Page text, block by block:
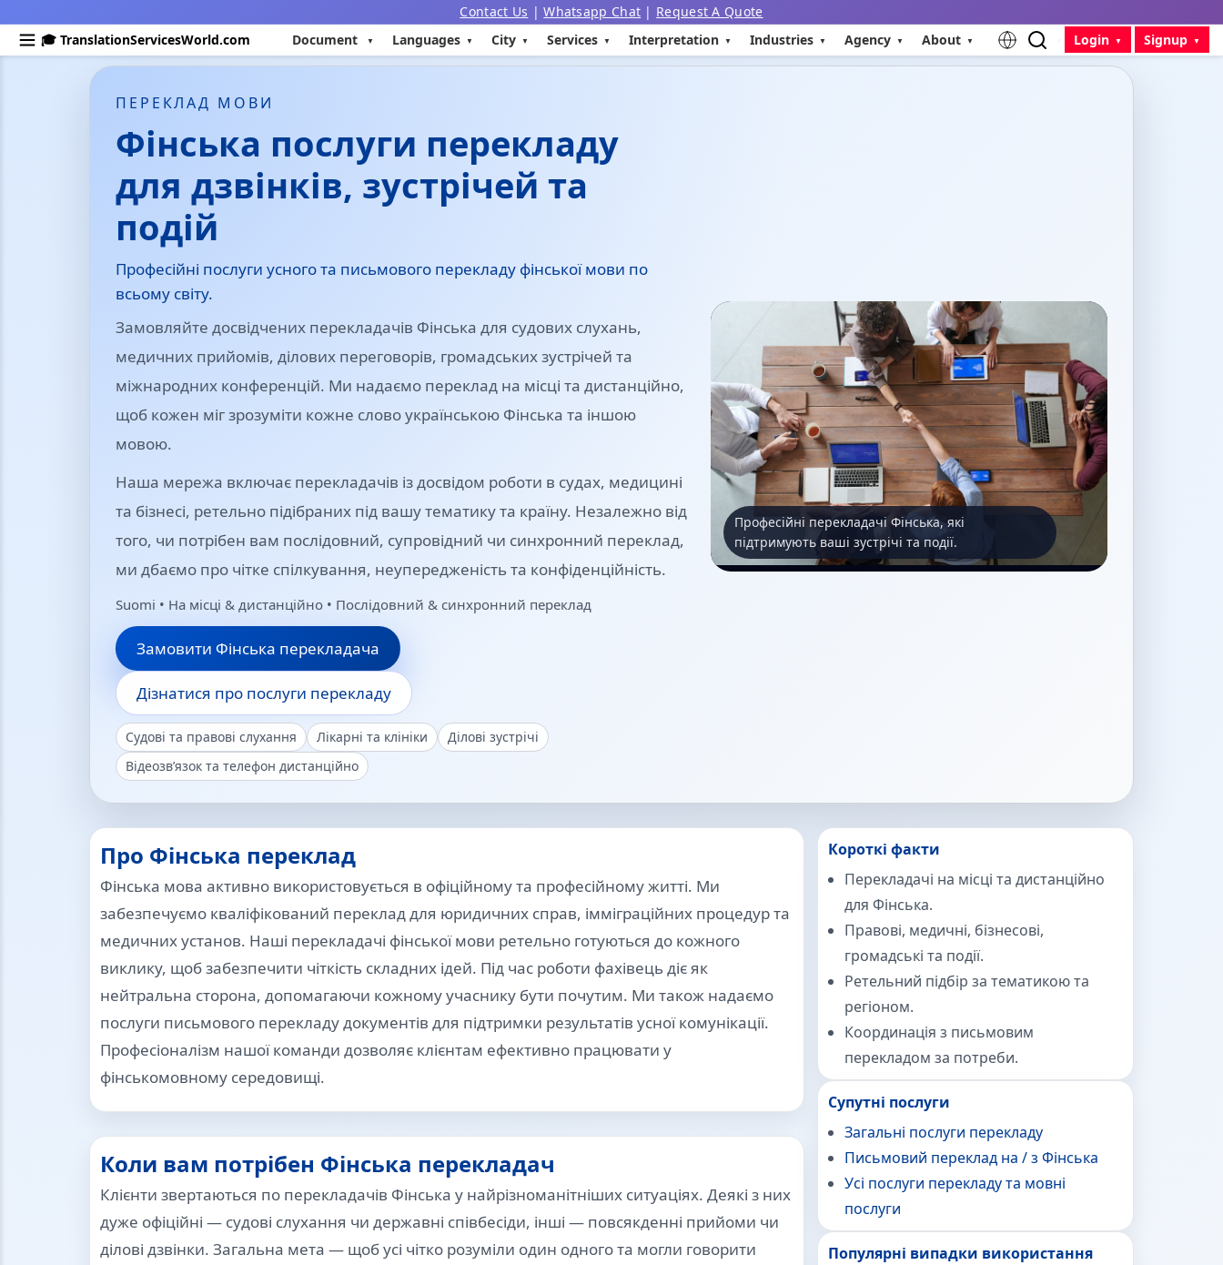
Contact Us |Whatsapp Chat | Request A Quote
🎓 TranslationServicesWorld.com
Document Languages City Services Interpretation Industries Agency About Login Signup
ПЕРЕКЛАД МОВИ
Фінська послуги перекладу
для дзвінків, зустрічей та
подій
Професійні послуги усного та письмового перекладу фінської мови по
всьому світу.
Замовляйте досвідчених перекладачів Фінська для судових слухань,
медичних прийомів, ділових переговорів, громадських зустрічей та
міжнародних конференцій. Ми надаємо переклад на місці та дистанційно,
щоб кожен міг зрозуміти кожне слово українською Фінська та іншою
мовою.
Наша мережа включає перекладачів із досвідом роботи в судах, медицині
та бізнесі, ретельно підібраних під вашу тематику та країну. Незалежно від
того, чи потрібен вам послідовний, супровідний чи синхронний переклад,
ми дбаємо про чітке спілкування, неупередженість та конфіденційність.
Suomi • На місці & дистанційно • Послідовний & синхронний переклад
Замовити Фінська перекладача
Дізнатися про послуги перекладу
Судові та правові слухання Лікарні та клініки
Ділові зустрічі
Відеозв’язок та телефон дистанційно
Професійні перекладачі Фінська, які
підтримують ваші зустрічі та події.
Про Фінська переклад
Фінська мова активно використовується в офіційному та професійному житті. Ми
забезпечуємо кваліфікований переклад для юридичних справ, імміграційних процедур та
медичних установ. Наші перекладачі фінської мови ретельно готуються до кожного
виклику, щоб забезпечити чіткість складних ідей. Під час роботи фахівець діє як
нейтральна сторона, допомагаючи кожному учаснику бути почутим. Ми також надаємо
послуги письмового перекладу документів для підтримки результатів усної комунікації.
Професіоналізм нашої команди дозволяє клієнтам ефективно працювати у
фінськомовному середовищі.
Коли вам потрібен Фінська перекладач
Клієнти звертаються по перекладачів Фінська у найрізноманітніших ситуаціях. Деякі з них
дуже офіційні — судові слухання чи державні співбесіди, інші — повсякденні прийоми чи
ділові дзвінки. Загальна мета — щоб усі чітко розуміли один одного та могли говорити
Короткі факти
Перекладачі на місці та дистанційно
для Фінська.
Правові, медичні, бізнесові,
громадські та події.
Ретельний підбір за тематикою та
регіоном.
Координація з письмовим
перекладом за потреби.
Супутні послуги
Загальні послуги перекладу
Письмовий переклад на / з Фінська
Усі послуги перекладу та мовні
послуги
Популярні випадки використання